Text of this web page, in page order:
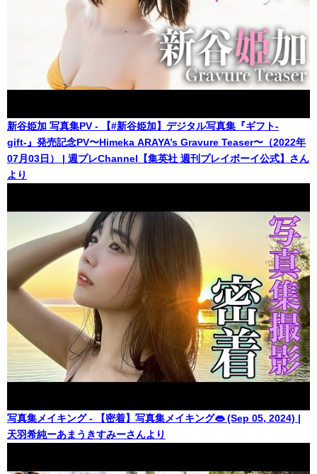
新谷姫加 写真集PV - 【#新谷姫加】デジタル写真集『ギフト-
gift-』発売記念PV〜Himeka ARAYA’s Gravure Teaser〜（2022年
07月03日） | 週プレChannel【集英社 週刊プレイボーイ公式】さん
より
写真集メイキング - 【密着】写真集メイキング👄 (Sep 05, 2024) |
天羽希純ーあまうきすみーさんより